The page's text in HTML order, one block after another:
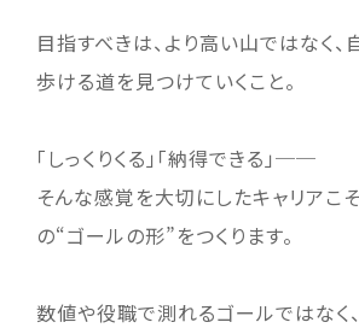
目指すべきは、より高い山ではなく、
歩ける道を見つけていくこと。
「しっくりくる」「納得できる」──
そんな感覚を大切にしたキャリアこ
の“ゴールの形”をつくります。
数値や役職で測れるゴールではなく、